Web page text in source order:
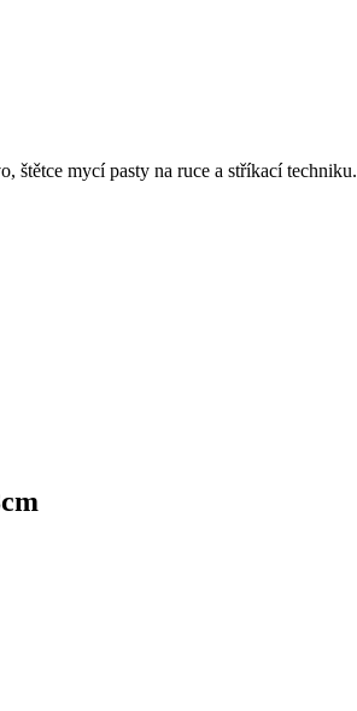
štětce mycí pasty na ruce a stříkací techniku.